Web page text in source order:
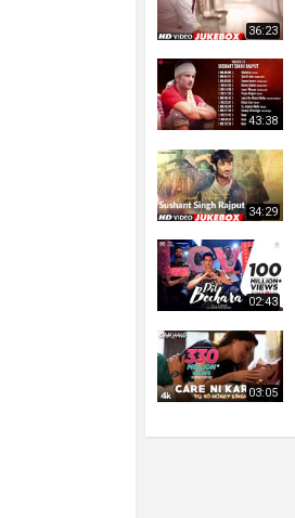
36:23
43:38
34:29
02:43
03:05